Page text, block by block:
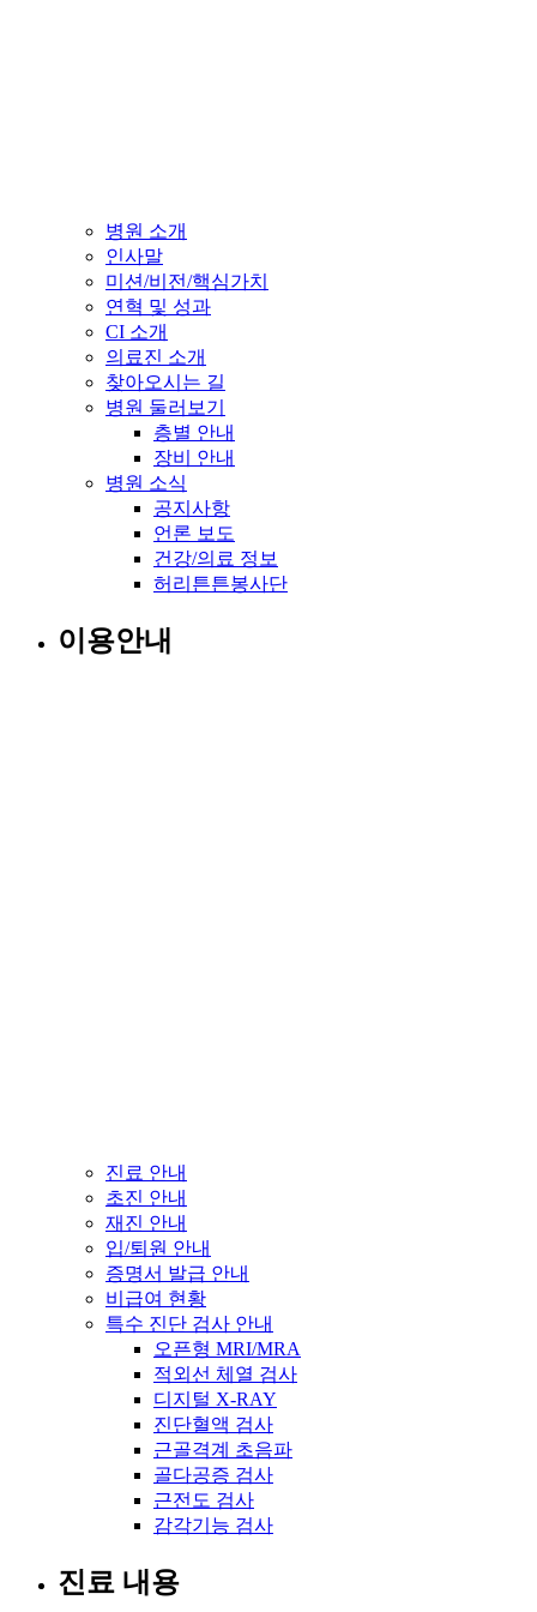
병원 소개
인사말
미션/비전/핵심가치
연혁 및 성과
CI 소개
의료진 소개
찾아오시는 길
병원 둘러보기
층별 안내
장비 안내
병원 소식
공지사항
언론 보도
건강/의료 정보
허리튼튼봉사단
이용안내
진료 안내
초진 안내
재진 안내
입/퇴원 안내
증명서 발급 안내
비급여 현황
특수 진단 검사 안내
오픈형 MRI/MRA
적외선 체열 검사
디지털 X-RAY
진단혈액 검사
근골격계 초음파
골다공증 검사
근전도 검사
감각기능 검사
진료 내용